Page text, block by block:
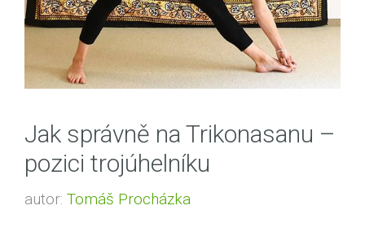
Jak správně na Trikonasanu –
pozici trojúhelníku
autor: Tomáš Procházka